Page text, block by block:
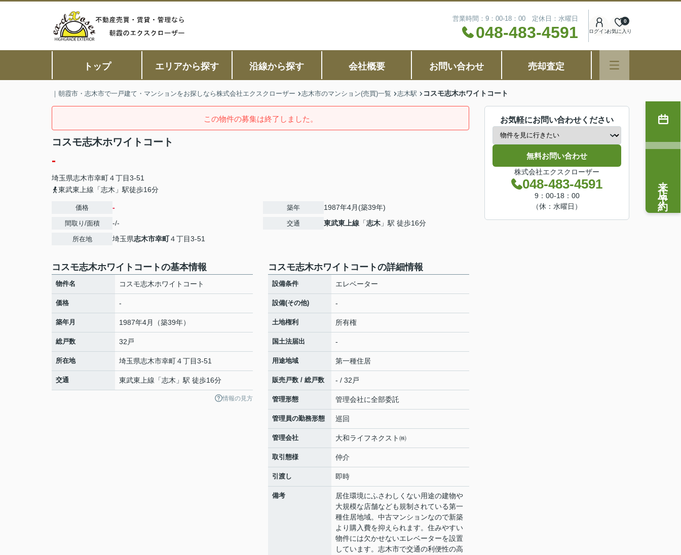
営業時間：9：00-18：00 定休日：水曜日
048-483-4591 ログインお気に入り
0
トップ エリアから探す 沿線から探す 会社概要 お問い合わせ 売却査定
｜朝霞市・志木市で一戸建て・マンションをお探しなら株式会社エクスクローザー 志木市のマンション(売買)一覧 志木駅 コスモ志木ホワイトコート
この物件の募集は終了しました。
コスモ志木ホワイトコート
-
埼玉県志木市幸町４丁目3-51
東武東上線「志木」駅徒歩16分
価格 -
間取り/面積 -/-
所在地 埼玉県志木市幸町４丁目3-51
築年 1987年4月(築39年)
交通 東武東上線 「志木 」駅 徒歩16分
コスモ志木ホワイトコートの基本情報
物件名 コスモ志木ホワイトコート
価格 -
築年月 1987年4月（築39年）
総戸数 32戸
所在地 埼玉県志木市幸町４丁目3-51
交通 東武東上線 「志木 」駅 徒歩16分
情報の見方
コスモ志木ホワイトコートの詳細情報
設備条件 エレベーター
設備(その他) -
土地権利 所有権
国土法届出 -
用途地域 第一種住居
販売戸数 / 総戸数 - / 32戸
管理形態 管理会社に全部委託
管理員の勤務形態 巡回
管理会社 大和ライフネクスト㈱
取引態様 仲介
引渡し 即時
備考
居住環境にふさわしくない用途の建物や
大規模な店舗なども規制されている第一
種住居地域。中古マンションなので新築
より購入費を抑えられます。住みやすい
物件には欠かせないエレベーターを設置
しています。志木市で交通の利便性の高
お気軽にお問い合わせください
無料お問い合わせ
株式会社エクスクローザー
048-483-4591
9：00-18：00
（休：水曜日）
来店予約